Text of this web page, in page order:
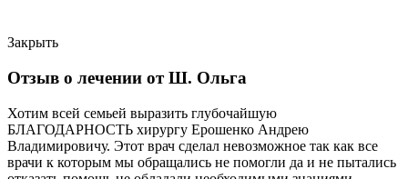
Закрыть
Отзыв о лечении от Ш. Ольга
Хотим всей семьей выразить глубочайшую
БЛАГОДАРНОСТЬ хирургу Ерошенко Андрею
Владимировичу. Этот врач сделал невозможное так как все
врачи к которым мы обращались не помогли да и не пытались